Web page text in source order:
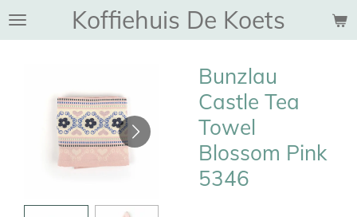
Ga
hoofdinhoud
Koffiehuis De Koets
Bunzlau
Castle Tea
Towel
Blossom Pink
5346